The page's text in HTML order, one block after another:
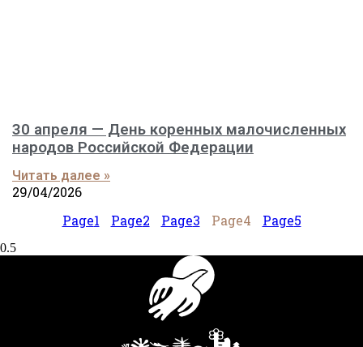
30 апреля — День коренных малочисленных
народов Российской Федерации
Читать далее »
29/04/2026
Page1 Page2 Page3 Page4 Page5